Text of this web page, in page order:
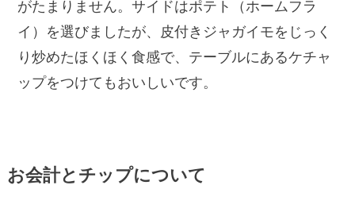
がたまりません。サイドはポテト（ホームフラ
イ）を選びましたが、皮付きジャガイモをじっく
り炒めたほくほく食感で、テーブルにあるケチャ
ップをつけてもおいしいです。
お会計とチップについて